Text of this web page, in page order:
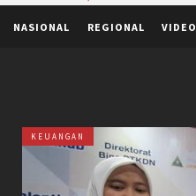
NASIONAL REGIONAL VIDEO
KEUANGAN